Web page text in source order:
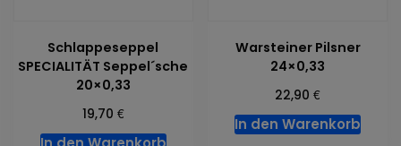
Schlappeseppel
SPECIALITÄT Seppel´sche
20×0,33
19,70 €
Warsteiner Pilsner
24×0,33
22,90€
In den Warenkorb